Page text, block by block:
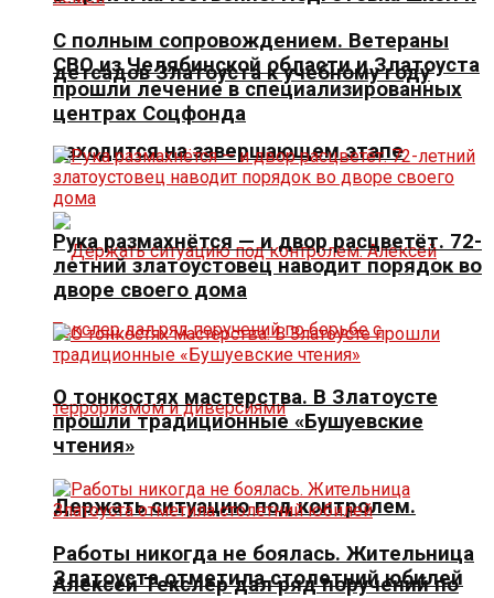
детсадов Златоуста к учебному году
находится на завершающем этапе
Держать ситуацию под контролем.
Алексей Текслер дал ряд поручений по
С полным сопровождением. Ветераны
СВО из Челябинской области и Златоуста
прошли лечение в специализированных
центрах Соцфонда
Рука размахнётся — и двор расцветёт. 72-
летний златоустовец наводит порядок во
дворе своего дома
О тонкостях мастерства. В Златоусте
прошли традиционные «Бушуевские
чтения»
Работы никогда не боялась. Жительница
Златоуста отметила столетний юбилей